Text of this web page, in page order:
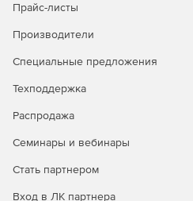
Операционная система Astra
Редакция «ОРЕЛ» - обычный
Продукт является доступным
Прайс-листы
Производители
Специальные предложения
Техподдержка
Распродажа
Семинары и вебинары
Стать партнером
Вход в ЛК партнера